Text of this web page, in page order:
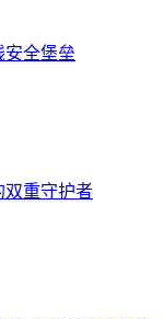
安全堡垒
双重守护者